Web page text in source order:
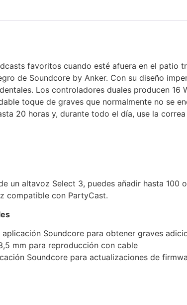
favoritos cuando esté afuera en el
de Soundcore by Anker. Con su diseño
Los controladores duales producen
toque de graves que normalmente no se
20 horas y, durante todo el día, use la
un altavoz Select 3, puedes añadir hasta
compatible con PartyCast.
Soundcore para obtener graves
mm para reproducción con cable
Soundcore para actualizaciones de